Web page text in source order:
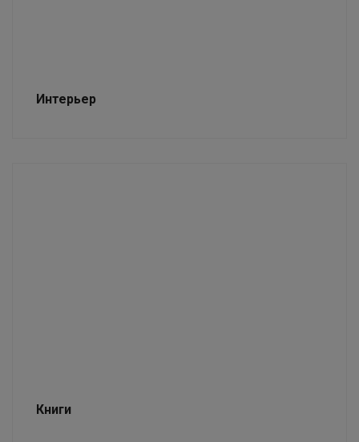
Интерьер
Книги